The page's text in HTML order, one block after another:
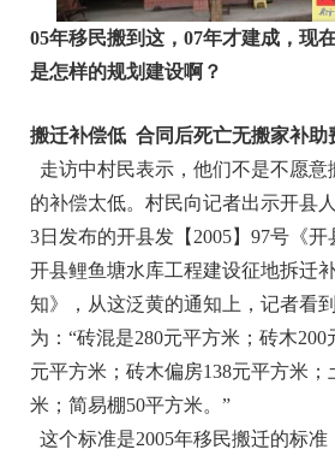
05年移民搬到这，07年才建成，现
是怎样的规划建设啊？
搬迁补偿低 合同后死亡无搬家补助
走访中村民表示，他们不是不愿
的补偿太低。村民向记者出示开县
3日发布的开县发【2005】97号《
开县鲤鱼塘水库工程建设征地拆迁
知》，从这泛黄的通知上，记者看
为：“砖混是280元平方米；砖木200
元平方米；砖木偏房138元平方米；
米；简易棚50平方米。”
这个标准是2005年移民搬迁的标准